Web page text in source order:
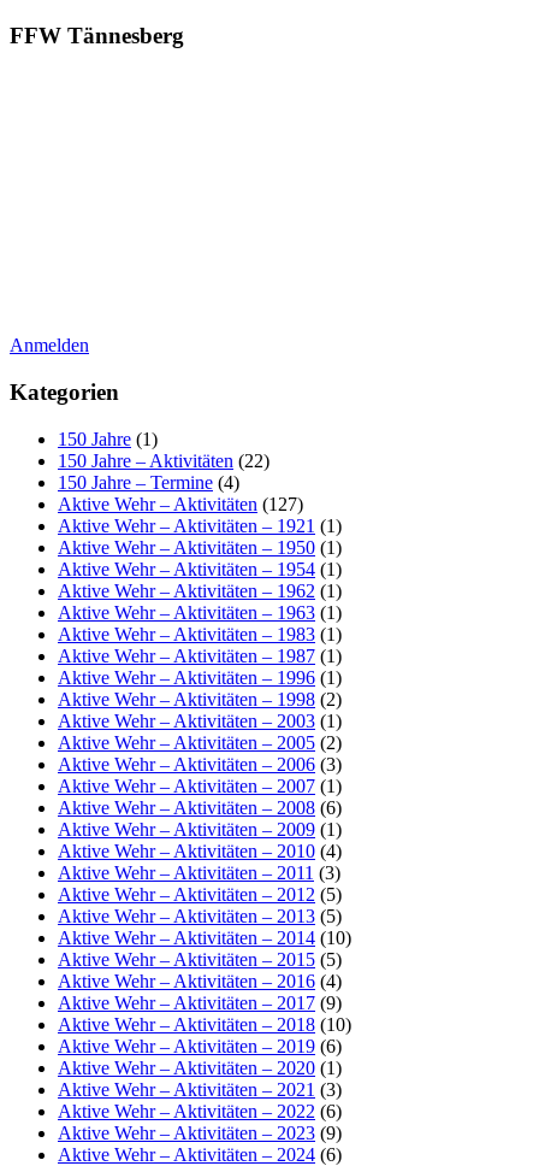
FFW Tännesberg
Anmelden
Kategorien
150 Jahre (1)
150 Jahre – Aktivitäten (22)
150 Jahre – Termine (4)
Aktive Wehr – Aktivitäten (127)
Aktive Wehr – Aktivitäten – 1921 (1)
Aktive Wehr – Aktivitäten – 1950 (1)
Aktive Wehr – Aktivitäten – 1954 (1)
Aktive Wehr – Aktivitäten – 1962 (1)
Aktive Wehr – Aktivitäten – 1963 (1)
Aktive Wehr – Aktivitäten – 1983 (1)
Aktive Wehr – Aktivitäten – 1987 (1)
Aktive Wehr – Aktivitäten – 1996 (1)
Aktive Wehr – Aktivitäten – 1998 (2)
Aktive Wehr – Aktivitäten – 2003 (1)
Aktive Wehr – Aktivitäten – 2005 (2)
Aktive Wehr – Aktivitäten – 2006 (3)
Aktive Wehr – Aktivitäten – 2007 (1)
Aktive Wehr – Aktivitäten – 2008 (6)
Aktive Wehr – Aktivitäten – 2009 (1)
Aktive Wehr – Aktivitäten – 2010 (4)
Aktive Wehr – Aktivitäten – 2011 (3)
Aktive Wehr – Aktivitäten – 2012 (5)
Aktive Wehr – Aktivitäten – 2013 (5)
Aktive Wehr – Aktivitäten – 2014 (10)
Aktive Wehr – Aktivitäten – 2015 (5)
Aktive Wehr – Aktivitäten – 2016 (4)
Aktive Wehr – Aktivitäten – 2017 (9)
Aktive Wehr – Aktivitäten – 2018 (10)
Aktive Wehr – Aktivitäten – 2019 (6)
Aktive Wehr – Aktivitäten – 2020 (1)
Aktive Wehr – Aktivitäten – 2021 (3)
Aktive Wehr – Aktivitäten – 2022 (6)
Aktive Wehr – Aktivitäten – 2023 (9)
Aktive Wehr – Aktivitäten – 2024 (6)